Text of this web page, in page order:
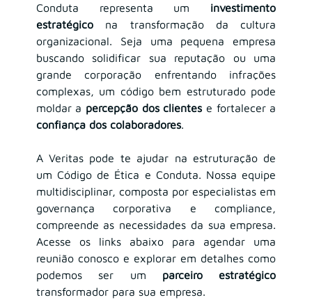
Conduta representa um investimento
estratégico na transformação da cultura
organizacional. Seja uma pequena empresa
buscando solidificar sua reputação ou uma
grande corporação enfrentando infrações
complexas, um código bem estruturado pode
moldar a percepção dos clientes
confiança dos colaboradores.
A Veritas pode te ajudar na estruturação de
um Código de Ética e Conduta. Nossa equipe
multidisciplinar, composta por especialistas em
governança corporativa e compliance,
compreende as necessidades da sua empresa.
Acesse os links abaixo para agendar uma
reunião conosco e explorar em detalhes como
podemos ser um
transformador para sua empresa.